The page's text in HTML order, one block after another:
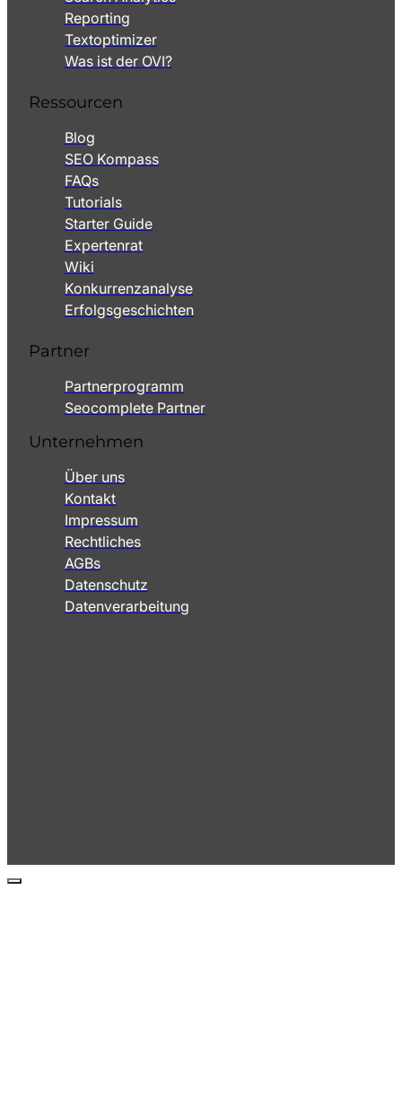
Reporting
Textoptimizer
Was ist der OVI?
Ressourcen
Blog
SEO Kompass
FAQs
Tutorials
Starter Guide
Expertenrat
Wiki
Konkurrenzanalyse
Erfolgsgeschichten
Partner
Partnerprogramm
Seocomplete Partner
Unternehmen
Über uns
Kontakt
Impressum
Rechtliches
AGBs
Datenschutz
Datenverarbeitung